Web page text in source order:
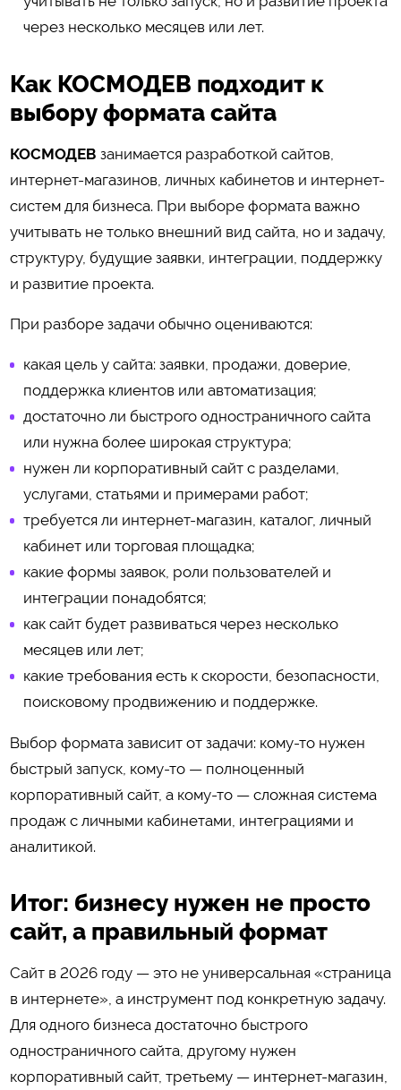
через несколько месяцев или лет.
Как КОСМОДЕВ подходит к
выбору формата сайта
КОСМОДЕВ занимается разработкой сайтов,
интернет-магазинов, личных кабинетов и интернет-
систем для бизнеса. При выборе формата важно
учитывать не только внешний вид сайта, но и задачу,
структуру, будущие заявки, интеграции, поддержку
и развитие проекта.
При разборе задачи обычно оцениваются:
какая цель у сайта: заявки, продажи, доверие,
поддержка клиентов или автоматизация;
достаточно ли быстрого одностраничного сайта
или нужна более широкая структура;
нужен ли корпоративный сайт с разделами,
услугами, статьями и примерами работ;
требуется ли интернет-магазин, каталог, личный
кабинет или торговая площадка;
какие формы заявок, роли пользователей и
интеграции понадобятся;
как сайт будет развиваться через несколько
месяцев или лет;
какие требования есть к скорости, безопасности,
поисковому продвижению и поддержке.
Выбор формата зависит от задачи: кому-то нужен
быстрый запуск, кому-то — полноценный
корпоративный сайт, а кому-то — сложная система
продаж с личными кабинетами, интеграциями и
аналитикой.
Итог: бизнесу нужен не просто
сайт, а правильный формат
Сайт в 2026 году — это не универсальная «страница
в интернете», а инструмент под конкретную задачу.
Для одного бизнеса достаточно быстрого
одностраничного сайта, другому нужен
корпоративный сайт, третьему — интернет-магазин,